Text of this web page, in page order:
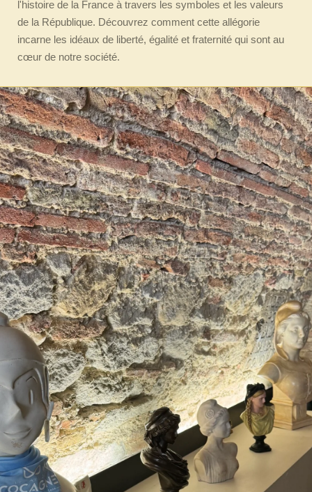
l'histoire de la France à travers les symboles et les valeurs
de la République. Découvrez comment cette allégorie
incarne les idéaux de liberté, égalité et fraternité qui sont au
cœur de notre société.